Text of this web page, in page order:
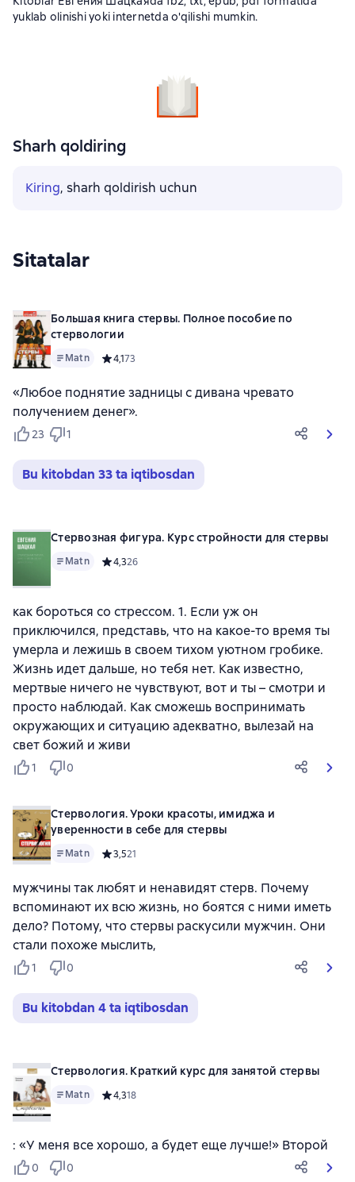
yuklab olinishi yoki internetda o'qilishi mumkin.
Sharh qoldiring
Kiring, sharh qoldirish uchun
Sitatalar
Большая книга стервы. Полное пособие по
стервологии
Matn Средний рейтинг 4,1 на основе 73 оценок
4,173
«Любое поднятие задницы с дивана чревато
получением денег».
23 1
Bu kitobdan 33 ta iqtibosdan
Стервозная фигура. Курс стройности для стервы
Matn Средний рейтинг 4,3 на основе 26 оценок
4,326
как бороться со стрессом. 1. Если уж он
приключился, представь, что на какое-то время ты
умерла и лежишь в своем тихом уютном гробике.
Жизнь идет дальше, но тебя нет. Как известно,
мертвые ничего не чувствуют, вот и ты – смотри и
просто наблюдай. Как сможешь воспринимать
окружающих и ситуацию адекватно, вылезай на
свет божий и живи
1 0
Стервология. Уроки красоты, имиджа и
уверенности в себе для стервы
Matn Средний рейтинг 3,5 на основе 21 оценок
3,521
мужчины так любят и ненавидят стерв. Почему
вспоминают их всю жизнь, но боятся с ними иметь
дело? Потому, что стервы раскусили мужчин. Они
стали похоже мыслить,
1 0
Bu kitobdan 4 ta iqtibosdan
Стервология. Краткий курс для занятой стервы
Matn Средний рейтинг 4,3 на основе 18 оценок
4,318
: «У меня все хорошо, а будет еще лучше!» Второй
0 0